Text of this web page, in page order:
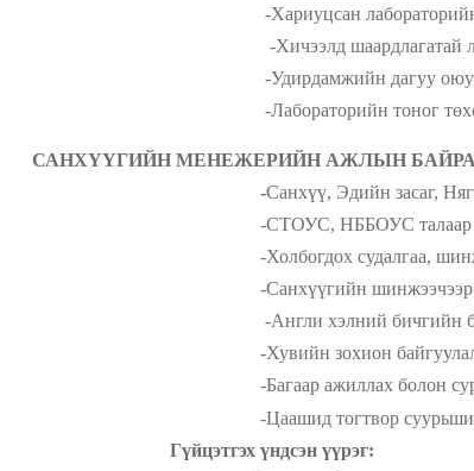
-Хариуцсан лабораторийн лац,
-Хичээлд шаардлагатай лабораторийн
-Удирдамжийн дагуу оюутан
-Лабораторийн тоног төхөөрөмж, сав
САНХҮҮГИЙН МЕНЕЖЕРИЙН АЖЛЫН
-Санхүү, Эдийн засаг,
-СТОУС, НББОУС талаар тодорхой
-Холбогдох судалгаа, шинжилгээ,
-Санхүүгийн шинжээчээр ажиллаж
-Англи хэлний бичгийн болон
-Хувийн зохион байгуулалт сайтай,
-Багаар ажиллах болон сурч
-Цаашид тогтвор
Гүйцэтгэх үндсэн үүрэг: